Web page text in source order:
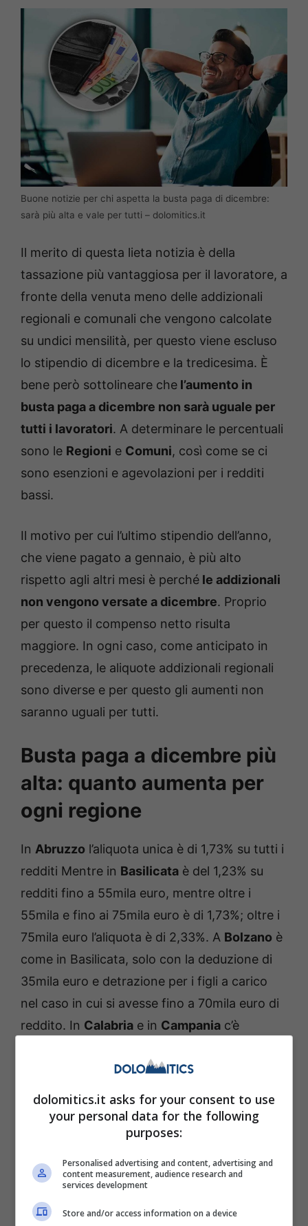
Buone notizie per chi aspetta la busta paga di dicembre:
sarà più alta e vale per tutti – dolomitics.it
Il merito di questa lieta notizia è della
tassazione più vantaggiosa per il lavoratore, a
fronte della venuta meno delle addizionali
regionali e comunali che vengono calcolate
su undici mensilità, per questo viene escluso
lo stipendio di dicembre e la tredicesima. È
bene però sottolineare che l’aumento in
busta paga a dicembre non sarà uguale per
tutti i lavoratori. A determinare le percentuali
sono le Regioni e Comuni, così come se ci
sono esenzioni e agevolazioni per i redditi
bassi.
Il motivo per cui l’ultimo stipendio dell’anno,
che viene pagato a gennaio, è più alto
rispetto agli altri mesi è perché le addizionali
non vengono versate a dicembre. Proprio
per questo il compenso netto risulta
maggiore. In ogni caso, come anticipato in
precedenza, le aliquote addizionali regionali
sono diverse e per questo gli aumenti non
saranno uguali per tutti.
Busta paga a dicembre più
alta: quanto aumenta per
ogni regione
In Abruzzo l’aliquota unica è di 1,73% su tutti i
redditi Mentre in Basilicata è del 1,23% su
redditi fino a 55mila euro, mentre oltre i
55mila e fino ai 75mila euro è di 1,73%; oltre i
75mila euro l’aliquota è di 2,33%. A Bolzano è
come in Basilicata, solo con la deduzione di
35mila euro e detrazione per i figli a carico
nel caso in cui si avesse fino a 70mila euro di
reddito. In Calabria e in Campania c’è
dolomitics.it asks for your consent to use
your personal data for the following
purposes:
Personalised advertising and content, advertising and
content measurement, audience research and
services development
Store and/or access information on a device